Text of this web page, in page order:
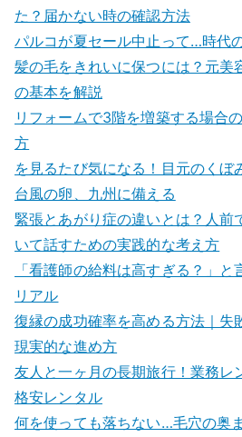
た？届かない時の確認方法
パルコが夏セール中止って…時代
髪の毛をきれいに保つには？元美
の基本を解説
リフォームで3階を増築する場合
方
を見るたび気になる！目元のくぼ
台風の卵、九州に備える
緊張とあがり症の違いとは？人前
いて話すための実践的な考え方
「看護師の給料は高すぎる？」
リアル
復縁の成功確率を高める方法｜失
現実的な進め方
友人と一ヶ月の長期旅行！業務レ
格安レンタル
何を使っても落ちない…毛穴の奥